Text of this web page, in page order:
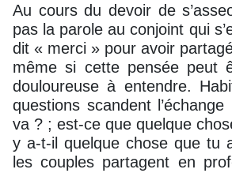
Au cours du devoir de
pas la parole au conjoint qui
dit « merci » pour avoir
même si cette pensée peut
douloureuse à entendre.
questions scandent
va ? ; est-ce que quelque
y a-t-il quelque chose que tu
les couples partagent en